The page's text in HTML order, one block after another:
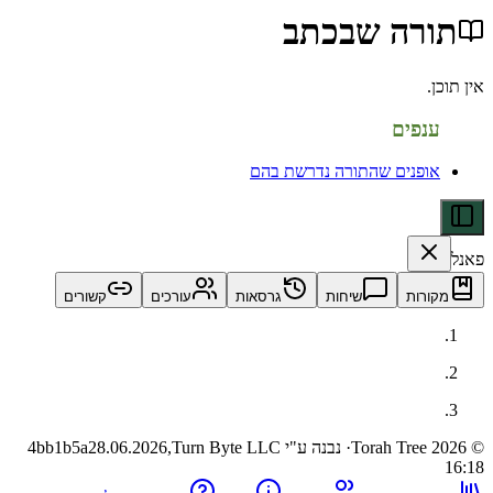
שבכתב
שהתורה נדרשת בהם
שיחות גרסאות עורכים קשורים
· נבנה ע"י Turn Byte LLC 4bb1b5a28.06.2026,